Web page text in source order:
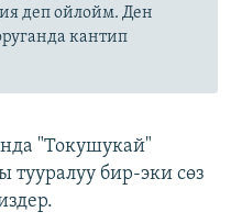
деп ойлойм. Ден
кантип
"Токушукай"
бир-эки сөз